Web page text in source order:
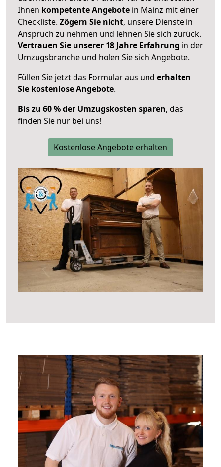
Ihnen kompetente Angebote in Mainz mit einer
Checkliste. Zögern Sie nicht, unsere Dienste in
Anspruch zu nehmen und lehnen Sie sich zurück.
Vertrauen Sie unserer 18 Jahre Erfahrung in der
Umzugsbranche und holen Sie sich Angebote.
Füllen Sie jetzt das Formular aus und erhalten
Sie kostenlose Angebote.
Bis zu 60 % der Umzugskosten sparen, das
finden Sie nur bei uns!
Kostenlose Angebote erhalten